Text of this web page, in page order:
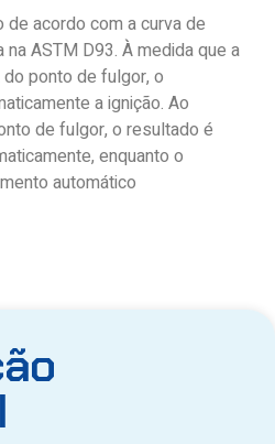
acordo com a curva de
ASTM D93. À medida que a
ponto de fulgor, o
a ignição. Ao
de fulgor, o resultado é
enquanto o
automático